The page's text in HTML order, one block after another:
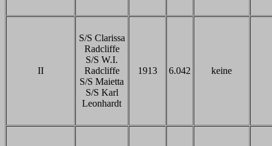
II
S/S Clarissa
Radcliffe
S/S W.I.
Radcliffe
S/S Maietta
S/S Karl
Leonhardt
1913 6.042 keine